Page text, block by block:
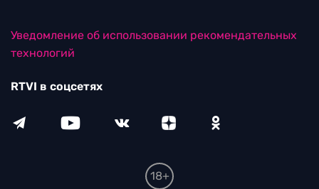
Уведомление об использовании рекомендательных
технологий
RTVI в соцсетях
18+